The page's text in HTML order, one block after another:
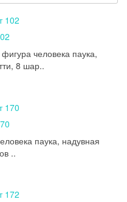
человека паука,
8 шар..
паука, надувная
..